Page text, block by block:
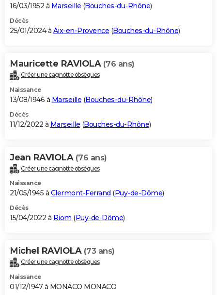
16/03/1952 à Marseille (Bouches-du-Rhône)
Décès
25/01/2024 à Aix-en-Provence (Bouches-du-Rhône)
Mauricette RAVIOLA (76 ans)
Créer une cagnotte obsèques
Naissance
13/08/1946 à Marseille (Bouches-du-Rhône)
Décès
11/12/2022 à Marseille (Bouches-du-Rhône)
Jean RAVIOLA (76 ans)
Créer une cagnotte obsèques
Naissance
21/05/1945 à Clermont-Ferrand (Puy-de-Dôme)
Décès
15/04/2022 à Riom (Puy-de-Dôme)
Michel RAVIOLA (73 ans)
Créer une cagnotte obsèques
Naissance
01/12/1947 à MONACO MONACO